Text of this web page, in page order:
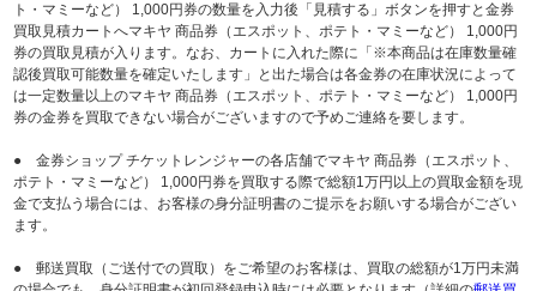
ト・マミーなど） 1,000円券の数量を入力後「見積する」ボタンを押すと金券
買取見積カートへマキヤ 商品券（エスポット、ポテト・マミーなど） 1,000円
券の買取見積が入ります。なお、カートに入れた際に「※本商品は在庫数量確
認後買取可能数量を確定いたします」と出た場合は各金券の在庫状況によって
は一定数量以上のマキヤ 商品券（エスポット、ポテト・マミーなど） 1,000円
券の金券を買取できない場合がございますので予めご連絡を要します。
● 金券ショップ チケットレンジャーの各店舗でマキヤ 商品券（エスポット、
ポテト・マミーなど） 1,000円券を買取する際で総額1万円以上の買取金額を現
金で支払う場合には、お客様の身分証明書のご提示をお願いする場合がござい
ます。
● 郵送買取（ご送付での買取）をご希望のお客様は、買取の総額が1万円未満